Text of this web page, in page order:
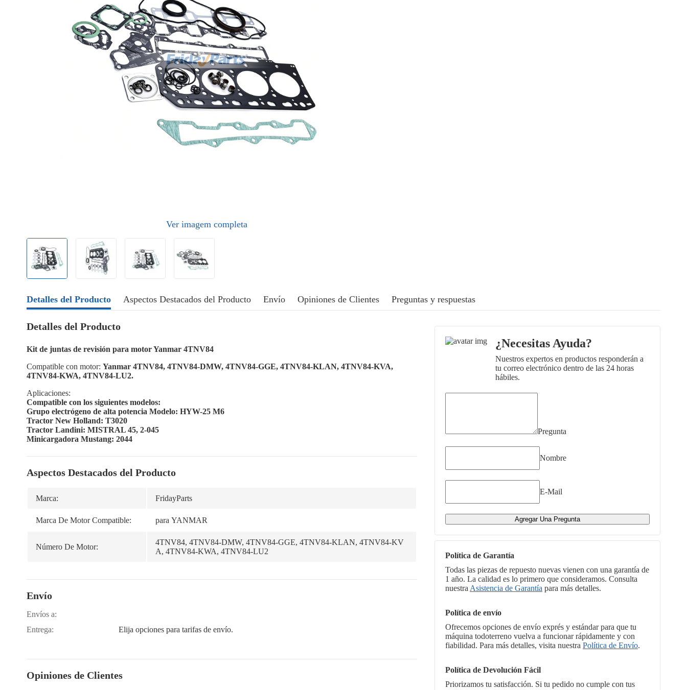
Ver imagem completa
Detalles del Producto Aspectos Destacados del Producto Envío Opiniones de Clientes Preguntas y respuestas
Detalles del Producto
Kit de juntas de revisión para motor Yanmar 4TNV84
Compatible con motor: Yanmar 4TNV84, 4TNV84-DMW, 4TNV84-GGE, 4TNV84-KLAN, 4TNV84-KVA,
4TNV84-KWA, 4TNV84-LU2.
Aplicaciones:
Compatible con los siguientes modelos:
Grupo electrógeno de alta potencia Modelo: HYW-25 M6
Tractor New Holland: T3020
Tractor Landini: MISTRAL 45, 2-045
Minicargadora Mustang: 2044
Aspectos Destacados del Producto
Marca: FridayParts
Marca De Motor Compatible: para YANMAR
Número De Motor:
4TNV84, 4TNV84-DMW, 4TNV84-GGE, 4TNV84-KLAN, 4TNV84-KV
A, 4TNV84-KWA, 4TNV84-LU2
Envío
Envíos a:
Entrega:
Elija opciones para tarifas de envío.
Opiniones de Clientes
¿Necesitas Ayuda?
Nuestros expertos en productos responderán a
tu correo electrónico dentro de las 24 horas
hábiles.
Pregunta
Nombre
E-Mail
Agregar Una Pregunta
Política de Garantía
Todas las piezas de repuesto nuevas vienen con una garantía de
1 año. La calidad es lo primero que consideramos. Consulta
nuestra Asistencia de Garantía para más detalles.
Política de envío
Ofrecemos opciones de envío exprés y estándar para que tu
máquina todoterreno vuelva a funcionar rápidamente y con
fiabilidad. Para más detalles, visita nuestra Política de Envío.
Política de Devolución Fácil
Priorizamos tu satisfacción. Si tu pedido no cumple con tus